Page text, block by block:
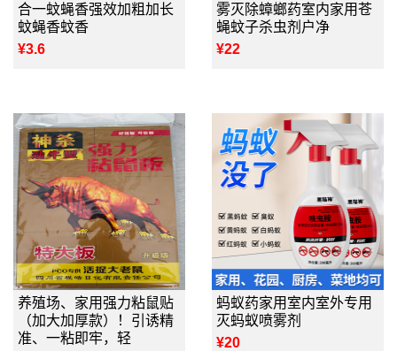
合一蚊蝇香强效加粗加长
蚊蝇香蚊香
¥3.6
雾灭除蟑螂药室内家用苍
蝇蚊子杀虫剂户净
¥22
养殖场、家用强力粘鼠贴
（加大加厚款）！引诱精
准、一粘即牢，轻
蚂蚁药家用室内室外专用
灭蚂蚁喷雾剂
¥20